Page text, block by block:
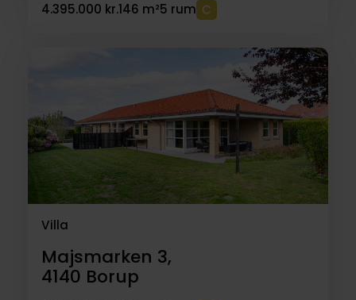
4.395.000 kr.146 m²5 rum
Villa
Majsmarken 3,
4140 Borup